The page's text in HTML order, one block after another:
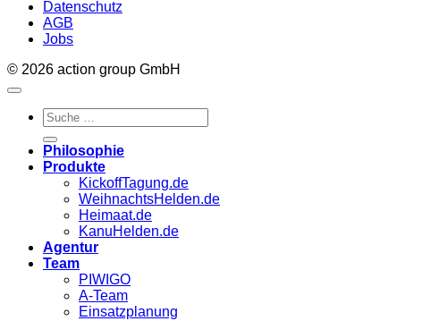
Datenschutz
AGB
Jobs
© 2026 action group GmbH
Philosophie
Produkte
KickoffTagung.de
WeihnachtsHelden.de
Heimaat.de
KanuHelden.de
Agentur
Team
PIWIGO
A-Team
Einsatzplanung